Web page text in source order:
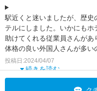
駅近くと迷いましたが、歴史
テルにしました。いかにも
助けてくれる従業員さんがあ
体格の良い外国人さんが多い
ね。ツインのお部屋も
続きを読む
投稿日:2024/04/07